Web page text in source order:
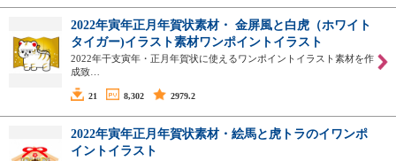
2022年寅年正月年賀状素材・ 金屏風と白虎（ホワイト
タイガー)イラスト素材ワンポイントイラスト
2022年干支寅年・正月年賀状に使えるワンポイントイラスト素材を作
成致…
21 8,302 2979.2
2022年寅年正月年賀状素材・絵馬と虎トラのイワンポ
イントイラスト